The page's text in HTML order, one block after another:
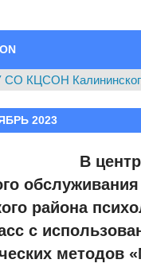
2023
В
обслуживания
района
с
методов